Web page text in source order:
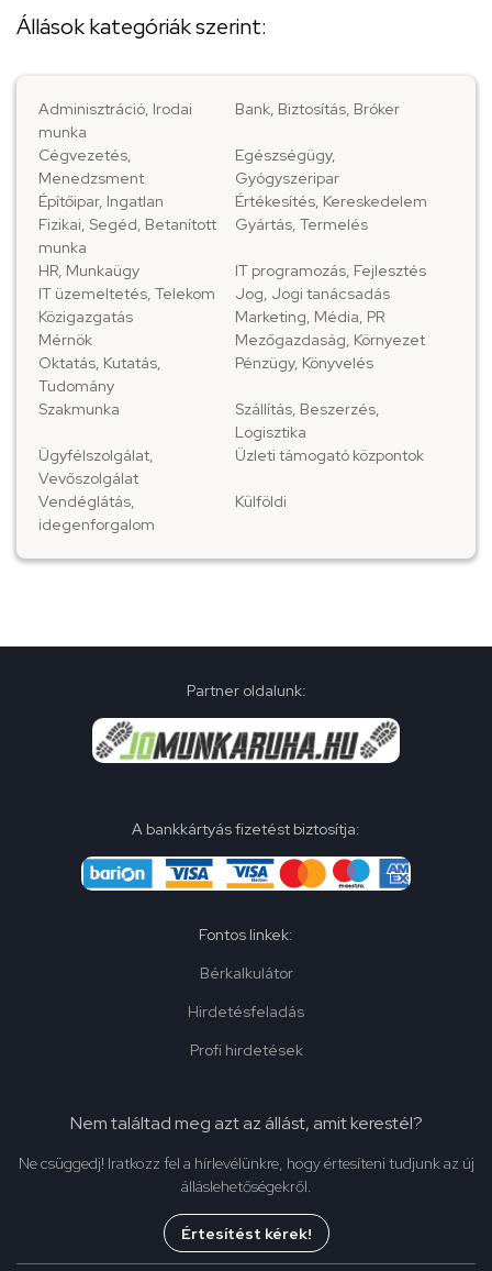
Állások kategóriák szerint:
Adminisztráció, Irodai
munka
Bank, Biztosítás, Bróker
Cégvezetés,
Menedzsment
Egészségügy,
Gyógyszeripar
Építőipar, Ingatlan
Értékesítés, Kereskedelem
Fizikai, Segéd, Betanított
munka
Gyártás, Termelés
HR, Munkaügy
IT programozás, Fejlesztés
IT üzemeltetés, Telekom
Jog, Jogi tanácsadás
Közigazgatás
Marketing, Média, PR
Mérnök
Mezőgazdaság, Környezet
Oktatás, Kutatás,
Tudomány
Pénzügy, Könyvelés
Szakmunka
Szállítás, Beszerzés,
Logisztika
Ügyfélszolgálat,
Vevőszolgálat
Üzleti támogató központok
Vendéglátás,
idegenforgalom
Külföldi
Partner oldalunk:
A bankkártyás fizetést biztosítja:
Fontos linkek:
Bérkalkulátor
Hirdetésfeladás
Profi hirdetések
Nem találtad meg azt az állást, amit kerestél?
Ne csüggedj! Iratkozz fel a hírlevélünkre, hogy értesíteni tudjunk az új
álláslehetőségekről.
Értesítést kérek!